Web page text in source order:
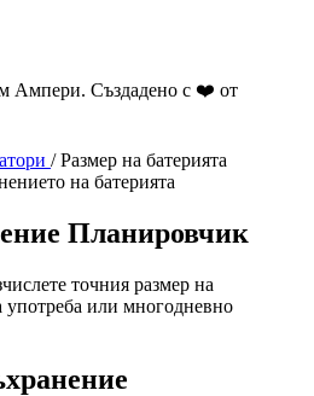
Ампери. Създадено с ❤️ от
/Размер на батерията
на батерията
Планировчик
точния размер на
или многодневно